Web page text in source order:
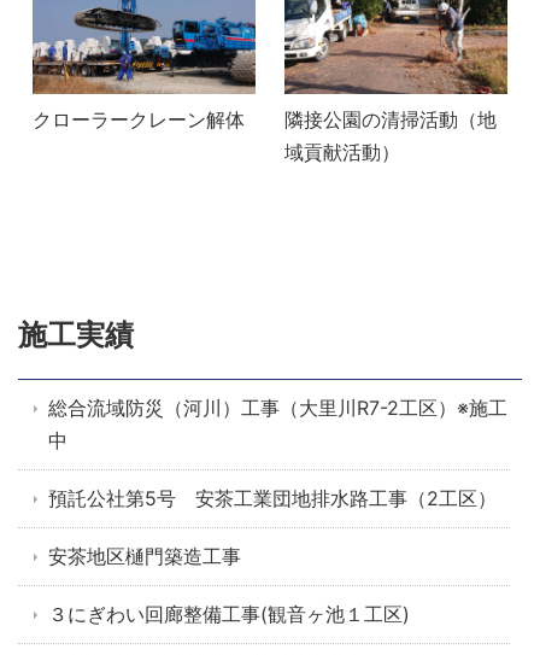
クローラークレーン解体
隣接公園の清掃活動（地
域貢献活動）
施工実績
総合流域防災（河川）工事（大里川R7-2工区）※施工
中
預託公社第5号 安茶工業団地排水路工事（2工区）
安茶地区樋門築造工事
３にぎわい回廊整備工事(観音ヶ池１工区)